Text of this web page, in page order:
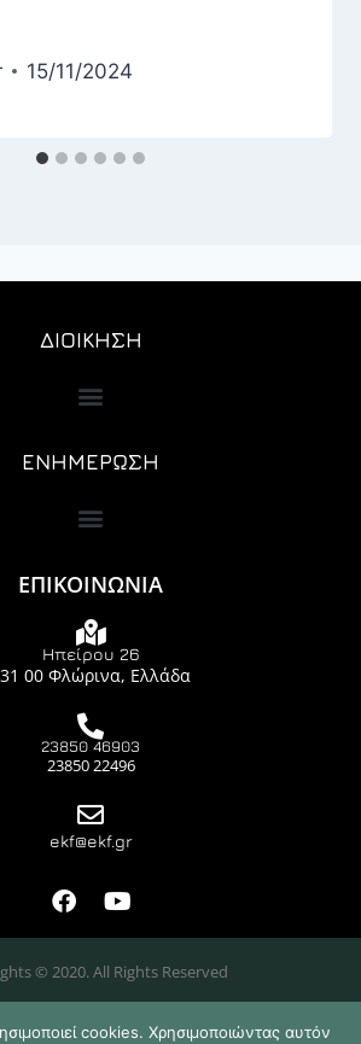
15/11/2024
ΔΙΟΙΚΗΣΗ
ΕΝΗΜΕΡΩΣΗ
ΕΠΙΚΟΙΝΩΝΙΑ
Ηπείρου 26
00 Φλώρινα, Ελλάδα
23850 46903
23850 22496
ekf@ekf.gr
© 2020. All Rights Reserved
cookies. Χρησιμοποιώντας αυτόν